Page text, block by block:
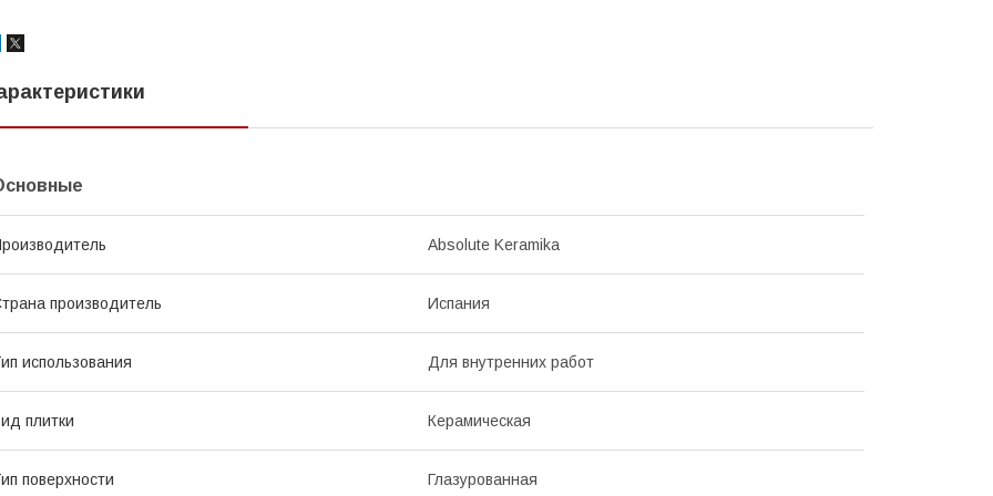
Absolute Keramika
производитель Испания
использования Для внутренних работ
плитки Керамическая
поверхности Глазурованная